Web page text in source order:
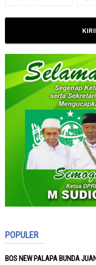
POPULER
BOS NEW PALAPA BUNDA